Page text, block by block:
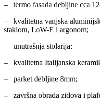
– termo fasada debljine cca
– kvalitetna vanjska
staklom, LoW-E i argonom;
– unutrašnja stolarija;
– kvalitetna Italijanska
– parket debljine 8mm;
– završna obrada zidova i